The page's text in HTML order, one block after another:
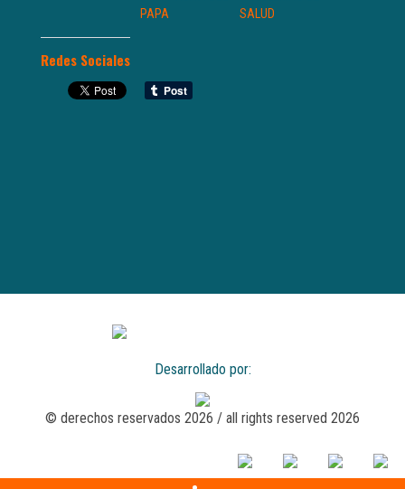
PAPA
SALUD
Redes Sociales
Desarrollado por:
© derechos reservados 2026 / all rights reserved 2026